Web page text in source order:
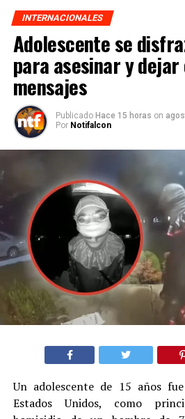
INTERNACIONALES
Adolescente se
para asesinar y
mensajes
Publicado Hace 15 horas on
Por Notifalcon
Un adolescente de 15 años
Estados Unidos, como